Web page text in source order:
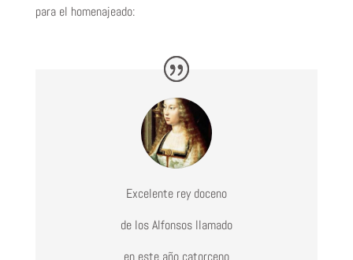
para el homenajeado:
Excelente rey doceno
de los Alfonsos llamado
en este año catorceno